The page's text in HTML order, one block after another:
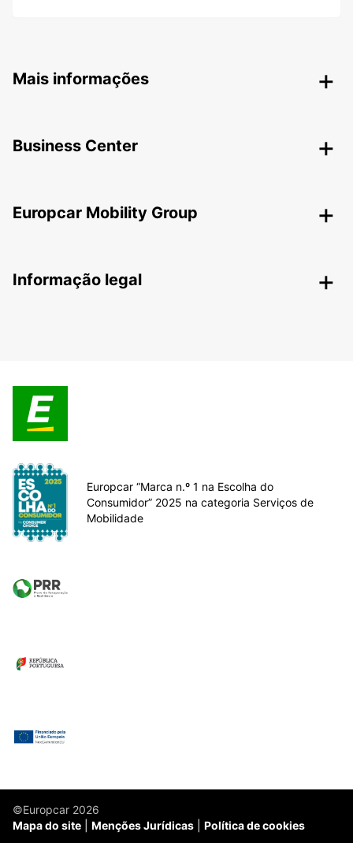
Mais informações
Business Center
Europcar Mobility Group
Informação legal
Europcar “Marca n.º 1 na Escolha do
Consumidor” 2025 na categoria Serviços de
Mobilidade
©Europcar 2026
Mapa do site
Menções Jurídicas Política de cookies